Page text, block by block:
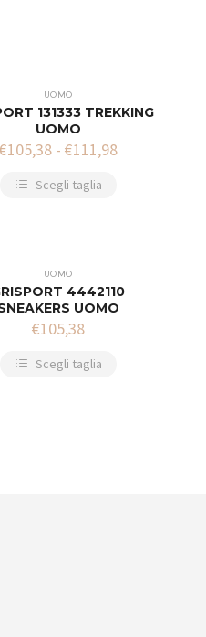
UOMO
131333 TREKKING
UOMO
€105,38 - €111,98
Scegli taglia
UOMO
4442110
UOMO
€105,38
Scegli taglia